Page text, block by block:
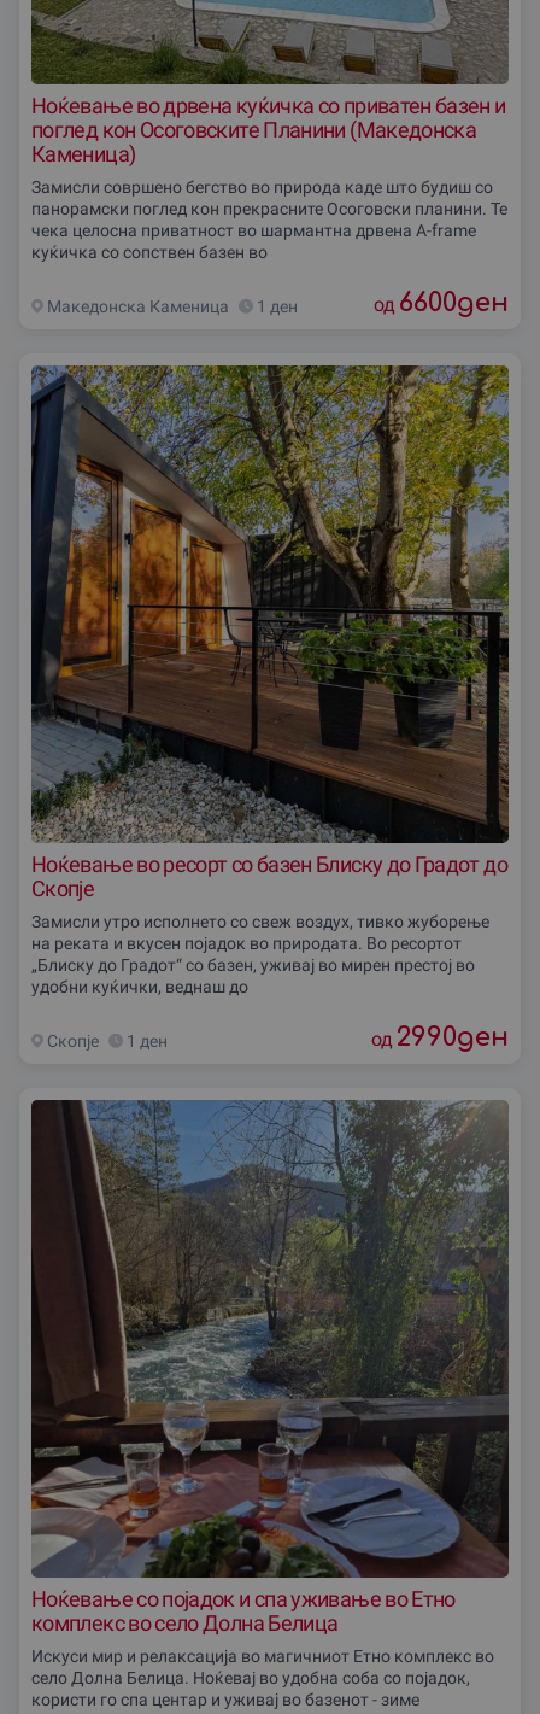
Ноќевање во дрвена куќичка со приватен базен и
поглед кон Осоговските Планини (Македонска
Каменица)
Замисли совршено бегство во природа каде што будиш со
панорамски поглед кон прекрасните Осоговски планини. Те
чека целосна приватност во шармантна дрвена А-frame
куќичка со сопствен базен во
Македонска Каменица 1 ден од 6600ден
Ноќевање во ресорт со базен Блиску до Градот до
Скопjе
Замисли утро исполнето со свеж воздух, тивко жуборење
на реката и вкусен појадок во природата. Во ресортот
„Блиску до Градот“ со базен, уживај во мирен престој во
удобни куќички, веднаш до
Скопjе 1 ден од 2990ден
Ноќевање со појадок и спа уживање во Етно
комплекс во село Долна Белица
Искуси мир и релаксација во магичниот Етно комплекс во
село Долна Белица. Ноќевај во удобна соба со појадок,
користи го спа центар и уживај во базенот - зиме